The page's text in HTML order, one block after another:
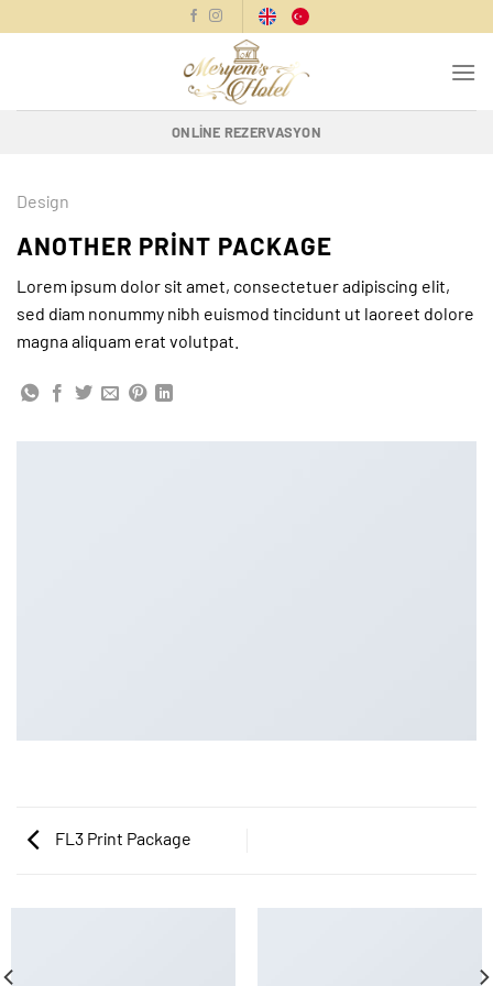
atla
ONLINE REZERVASYON
Design
ANOTHER PRINT PACKAGE
Lorem ipsum dolor sit amet, consectetuer adipiscing elit,
sed diam nonummy nibh euismod tincidunt ut laoreet dolore
magna aliquam erat volutpat.
FL3 Print Package